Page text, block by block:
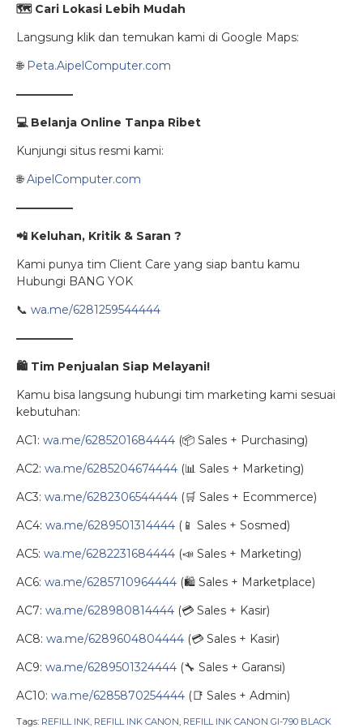
🗺️Cari Lokasi Lebih Mudah
Langsung klik dan temukan kami di Google Maps:
🌐 Peta.AipelComputer.com
—————
💻Belanja Online Tanpa Ribet
Kunjungi situs resmi kami:
🌐AipelComputer.com
—————
📲 Keluhan, Kritik & Saran ?
Kami punya tim Client Care yang siap bantu kamu
Hubungi BANG YOK
📞 wa.me/6281259544444
—————
🛍️ Tim Penjualan Siap Melayani!
Kamu bisa langsung hubungi tim marketing kami sesuai
kebutuhan:
AC1: wa.me/6285201684444 (📦 Sales + Purchasing)
AC2: wa.me/6285204674444 (📊 Sales + Marketing)
AC3: wa.me/6282306544444 (🛒 Sales + Ecommerce)
AC4: wa.me/6289501314444 (📱 Sales + Sosmed)
AC5: wa.me/6282231684444 (📣 Sales + Marketing)
AC6: wa.me/6285710964444 (🛍️ Sales + Marketplace)
AC7: wa.me/628980814444 (💳 Sales + Kasir)
AC8: wa.me/6289604804444 (💳 Sales + Kasir)
AC9: wa.me/6289501324444 (🔧 Sales + Garansi)
AC10: wa.me/6285870254444 (📑 Sales + Admin)
Tags: REFILL INK REFILL INK CANON REFILL INK CANON GI-790 BLACK